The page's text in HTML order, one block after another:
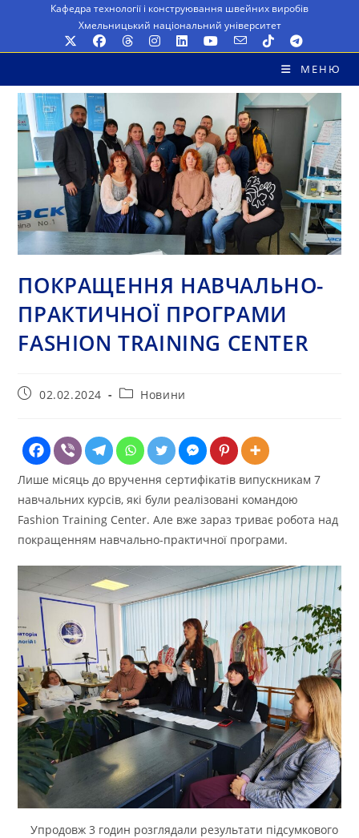
вмісту
Кафедра технології і конструювання швейних виробів
Хмельницький національний університет
МЕНЮ
ПОКРАЩЕННЯ НАВЧАЛЬНО-
ПРАКТИЧНОЇ ПРОГРАМИ
FASHION TRAINING CENTER
Запис02.02.2024
Категорія
Новини
Лише місяць до вручення сертифікатів випускникам 7
навчальних курсів, які були реалізовані командою
Fashion Training Center. Але вже зараз триває робота над
покращенням навчально-практичної програми.
Упродовж 3 годин розглядали результати підсумкового